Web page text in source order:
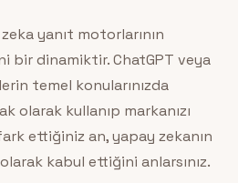
yanıt motorlarının
bir dinamiktir. ChatGPT veya
temel konularınızda
olarak kullanıp markanızı
ettiğiniz an, yapay zekanın
kabul ettiğini anlarsınız.